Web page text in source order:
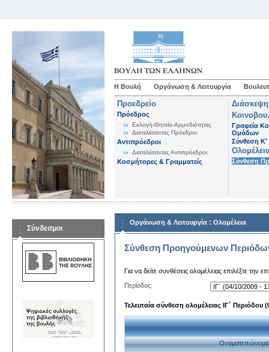
Η Βουλή Οργάνωση & Λειτουργία
Προεδρείο
Πρόεδρος
Εκλογή-Θητεία-Αρμοδιότητες
Διατελέσαντες Πρόεδροι
Αντιπρόεδροι
Διατελέσαντες Αντιπρόεδροι
Κοσμήτορες & Γραμματείς
Γραφεία
Ομάδων
Σύνθεση K'
Σύνθεση
Σύνδεσμοι
Οργάνωση & Λειτουργία : Ολομέλεια
Σύνθεση Προηγούμενων
Για να δείτε συνθέσεις ολομέλειας επιλέξτε την
Περίοδος:
Τελευταία σύνθεση ολομέλειας ΙΓ΄ Περιόδου
Ονοματεπώνυμο